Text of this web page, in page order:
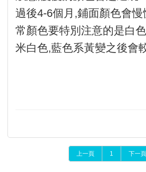
過後4-6個月,鋪面顏色會
常顏色要特別注意的是白
米白色,藍色系黃變之後會
上一頁 1 下一頁